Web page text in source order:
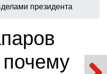
президента